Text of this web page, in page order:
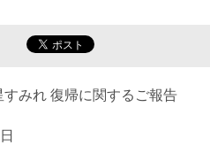
すみれ 復帰に関するご報告